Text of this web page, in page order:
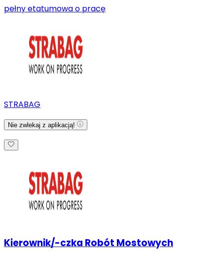
pełny etatumowa o pracę
STRABAG
Nie zwlekaj z aplikacją!
Kierownik/-czka Robót Mostowych